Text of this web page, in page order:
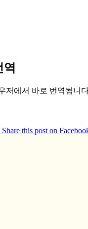
역
저에서 바로 번역됩니
Share this post on